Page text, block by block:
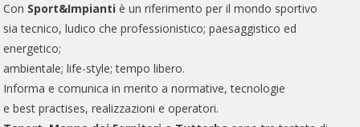
Con Sport&Impianti è un riferimento per il mondo sportivo
sia tecnico, ludico che professionistico; paesaggistico ed
energetico;
ambientale; life-style; tempo libero.
Informa e comunica in merito a normative, tecnologie
e best practises, realizzazioni e operatori.